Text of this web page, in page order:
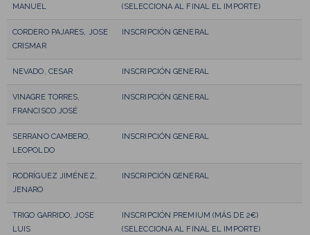
MANUEL
(SELECCIONA AL FINAL EL IMPORTE)
CORDERO PAJARES, JOSE
CRISMAR
INSCRIPCIÓN GENERAL
NEVADO, CESAR INSCRIPCIÓN GENERAL
VINAGRE TORRES,
FRANCISCO JOSÉ
INSCRIPCIÓN GENERAL
SERRANO CAMBERO,
LEOPOLDO
INSCRIPCIÓN GENERAL
RODRÍGUEZ JIMÉNEZ,
JENARO
INSCRIPCIÓN GENERAL
TRIGO GARRIDO, JOSE
LUIS
INSCRIPCIÓN PREMIUM (MÁS DE 2€)
(SELECCIONA AL FINAL EL IMPORTE)